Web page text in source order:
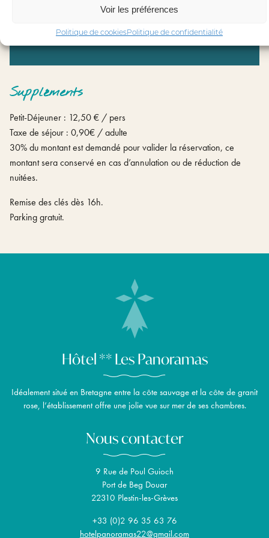
Voir les préférences
Politique de cookiesPolitique de confidentialité
105 €
Suppléments
Petit-Déjeuner : 12,50 € / pers
Taxe de séjour : 0,90€ / adulte
30% du montant est demandé pour valider la réservation, ce
montant sera conservé en cas d’annulation ou de réduction de
nuitées.
Remise des clés dès 16h.
Parking gratuit.
Hôtel ** Les Panoramas
Idéalement situé en Bretagne entre la côte sauvage et la côte de granit
rose, l’établissement offre une jolie vue sur mer de ses chambres.
Nous contacter
9 Rue de Poul Guioch
Port de Beg Douar
22310 Plestin-les-Grèves
+33 (0)2 96 35 63 76
hotelpanoramas22@gmail.com